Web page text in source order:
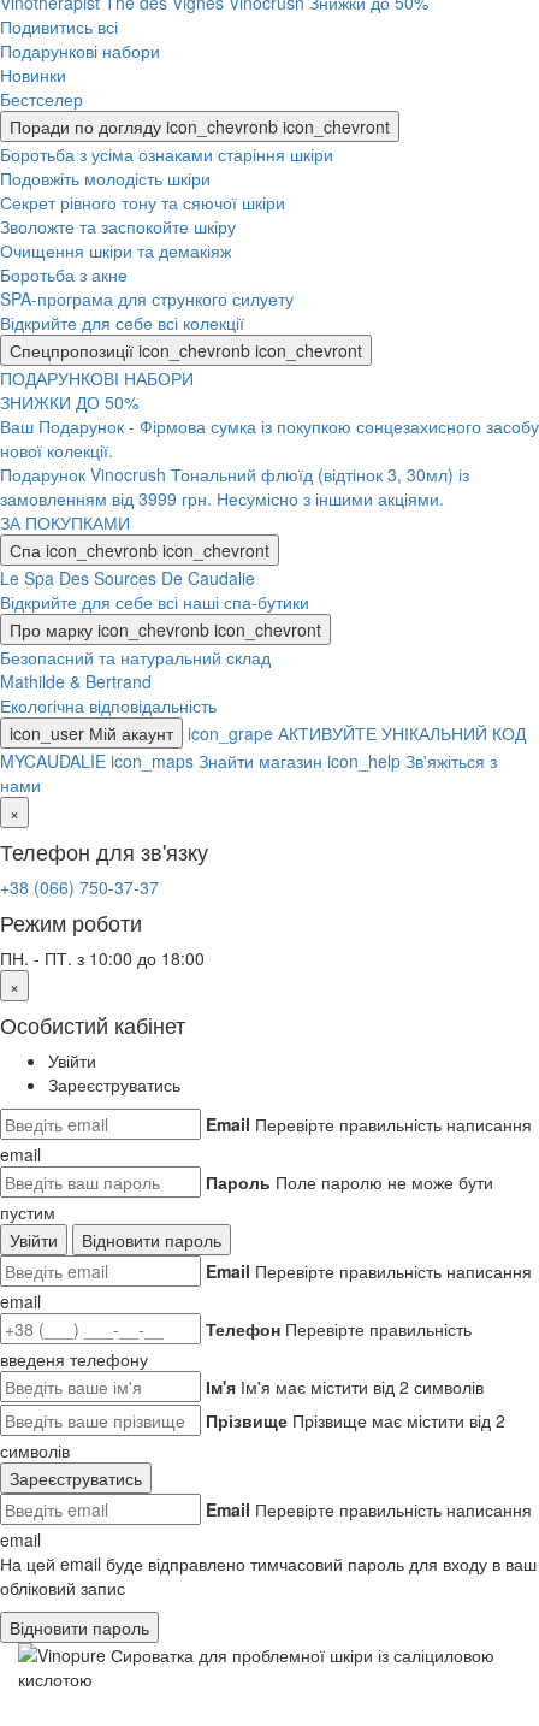
Подивитись всі
Подарункові набори
Новинки
Бестселер
Поради по догляду icon_chevronb icon_chevront
Боротьба з усіма ознаками старіння шкіри
Подовжіть молодість шкіри
Секрет рівного тону та сяючої шкіри
Зволожте та заспокойте шкіру
Очищення шкіри та демакіяж
Боротьба з акне
SPA-програма для стрункого силуету
Відкрийте для себе всі колекції
Спецпропозиції icon_chevronb icon_chevront
ПОДАРУНКОВІ НАБОРИ
ЗНИЖКИ ДО 50%
Ваш Подарунок - Фірмова сумка із покупкою сонцезахисного засобу
нової колекції.
Подарунок Vinocrush Тональний флюїд (відтінок 3, 30мл) із
замовленням від 3999 грн. Несумісно з іншими акціями.
ЗА ПОКУПКАМИ
Спа icon_chevronb icon_chevront
Le Spa Des Sources De Caudalie
Відкрийте для себе всі наші спа-бутики
Про марку icon_chevronb icon_chevront
Безопасний та натуральний склад
Mathilde & Bertrand
Екологічна відповідальність
icon_user Мій акаунт icon_grape АКТИВУЙТЕ УНІКАЛЬНИЙ КОД
MYCAUDALIE icon_maps Знайти магазин icon_help Зв'яжіться з
нами
×
Телефон для зв'язку
+38 (066) 750-37-37
Режим роботи
ПН. - ПТ. з 10:00 до 18:00
×
Особистий кабінет
Увійти
Зареєструватись
Email Перевірте правильність написання
email
Пароль Поле паролю не може бути
пустим
Увійти
Відновити пароль
Email Перевірте правильність написання
email
Телефон Перевірте правильність
введеня телефону
Ім'я Ім'я має містити від 2 символів
Прізвище Прізвище має містити від 2
символів
Зареєструватись
Email Перевірте правильність написання
email
На цей email буде відправлено тимчасовий пароль для входу в ваш
обліковий запис
Відновити пароль